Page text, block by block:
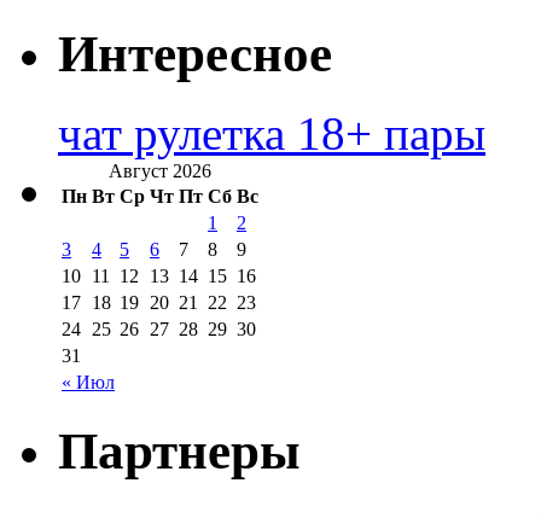
Интересное
чат рулетка 18+ пары
Август 2026
Пн Вт Ср Чт Пт Сб Вс
« Июл
1
2
3
4 5 6 7 8
9
10 11 12 13 14 15 16
17 18 19 20 21 22 23
24 25 26 27 28 29 30
31
Партнеры